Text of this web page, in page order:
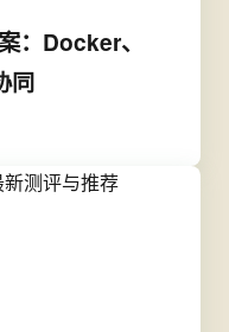
：Docker、
同